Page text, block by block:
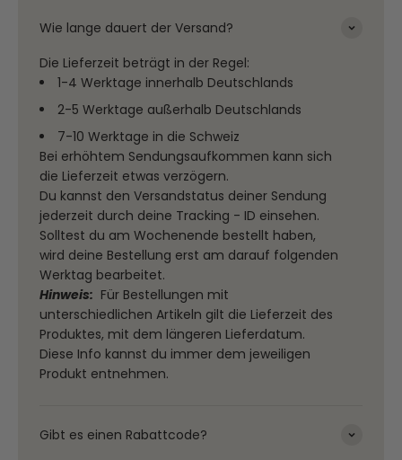
Wie lange dauert der Versand?
Die Lieferzeit beträgt in der Regel:
1-4 Werktage innerhalb Deutschlands
2-5 Werktage außerhalb Deutschlands
7-10 Werktage in die Schweiz
Bei erhöhtem Sendungsaufkommen kann sich
die Lieferzeit etwas verzögern.
Du kannst den Versandstatus deiner Sendung
jederzeit durch deine Tracking - ID einsehen.
Solltest du am Wochenende bestellt haben,
wird deine Bestellung erst am darauf folgenden
Werktag bearbeitet.
Hinweis: Für Bestellungen mit
unterschiedlichen Artikeln gilt die Lieferzeit des
Produktes, mit dem längeren Lieferdatum.
Diese Info kannst du immer dem jeweiligen
Produkt entnehmen.
Gibt es einen Rabattcode?